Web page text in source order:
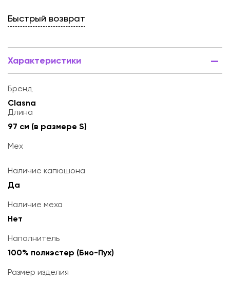
Быстрый возврат
Характеристики
Бренд
Clasna
Длина
97 см (в размере S)
Мех
Наличие капюшона
Да
Наличие меха
Нет
Наполнитель
100% полиэстер (Био-Пух)
Размер изделия